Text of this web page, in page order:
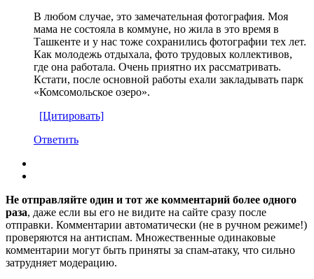
В любом случае, это замечательная фотография. Моя
мама не состояла в коммуне, но жила в это время в
Ташкенте и у нас тоже сохранились фотографии тех лет.
Как молодежь отдыхала, фото трудовых коллективов,
где она работала. Очень приятно их рассматривать.
Кстати, после основной работы ехали закладывать парк
«Комсомольское озеро».
[Цитировать]
Ответить
Не отправляйте один и тот же комментарий более одного
раза, даже если вы его не видите на сайте сразу после
отправки. Комментарии автоматически (не в ручном режиме!)
проверяются на антиспам. Множественные одинаковые
комментарии могут быть приняты за спам-атаку, что сильно
затрудняет модерацию.